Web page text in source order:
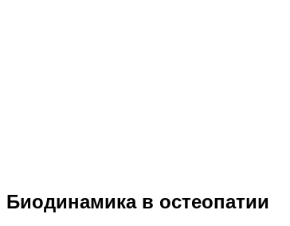
Биодинамика в остеопатии